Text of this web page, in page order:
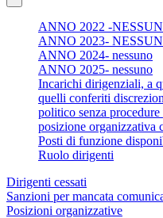
ANNO 2022 -
ANNO 2023-
ANNO 2024- nessuno
ANNO 2025- nessuno
Incarichi dirigenziali, a
quelli conferiti
politico senza
posizione organizzativa
Posti di funzione
Ruolo dirigenti
Dirigenti cessati
Sanzioni per mancata
Posizioni organizzative